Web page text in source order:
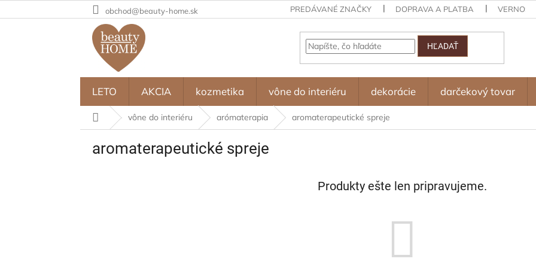
na
obchod@beauty-home.sk PREDÁVANÉ ZNAČKY DOPRAVA A PLATBA
HĽADAŤ
LETO AKCIA kozmetika vône do interiéru dekorácie darčekový tovar
Domovvône do interiéru arómaterapia aromaterapeutické spreje
aromaterapeutické spreje
Produkty ešte len pripravujeme.